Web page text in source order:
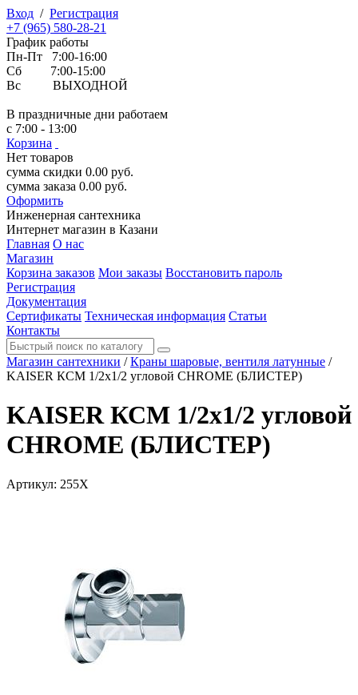
Вход / Регистрация
+7 (965) 580-28-21
График работы
Пн-Пт 7:00-16:00
Сб 7:00-15:00
Вс ВЫХОДНОЙ
В праздничные дни работаем
с 7:00 - 13:00
Корзина
Нет товаров
сумма скидки 0.00 руб.
сумма заказа 0.00 руб.
Оформить
Инженерная сантехника
Интернет магазин в Казани
Главная О нас
Магазин
Корзина заказов Мои заказы Восстановить пароль
Регистрация
Документация
Сертификаты Техническая информация Статьи
Контакты
Магазин сантехники / Краны шаровые, вентиля латунные /
KAISER КСМ 1/2х1/2 угловой CHROME (БЛИСТЕР)
KAISER КСМ 1/2х1/2 угловой
CHROME (БЛИСТЕР)
Артикул: 255Х